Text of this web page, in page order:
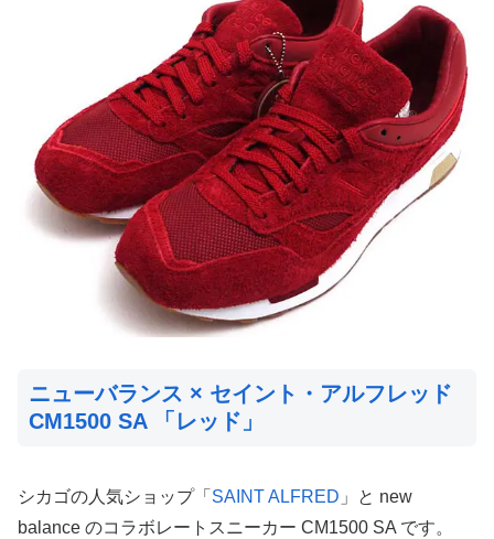
ニューバランス × セイント・アルフレッド
CM1500 SA 「レッド」
シカゴの人気ショップ「 SAINT ALFRED 」と new
balance のコラボレートスニーカー CM1500 SA です。